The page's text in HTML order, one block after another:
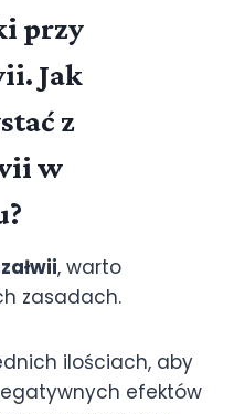
przy
Jak
z
w
, warto
zasadach.
ilościach, aby
efektów